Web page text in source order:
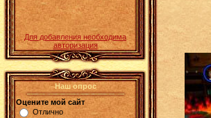
Для добавления необходима
авторизация
Наш опрос
Оцените мой сайт
Отлично